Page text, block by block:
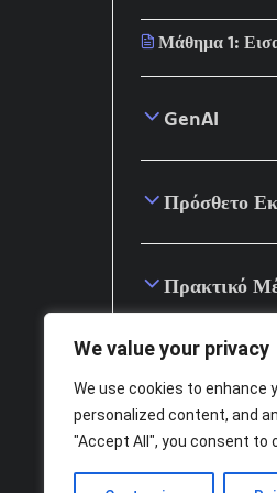
We value your privacy
We use cookies to enhance
personalized content, and
"Accept All", you consent to
Μάθημα 1:
GenAI
Πρόσθετο
Πρακτικό